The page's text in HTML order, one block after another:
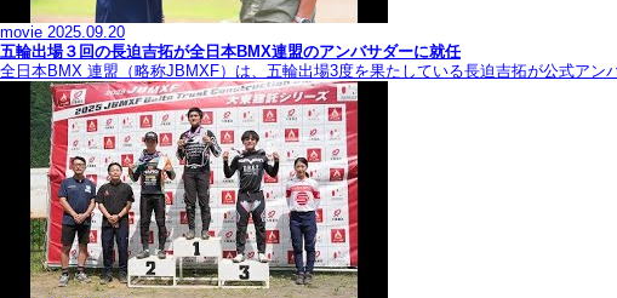
movie 2025.09.20
五輪出場３回の長迫吉拓が全日本BMX連盟のアンバサダーに就任
全日本BMX 連盟（略称JBMXF）は、五輪出場3度を果たしている長迫吉拓が公式ア